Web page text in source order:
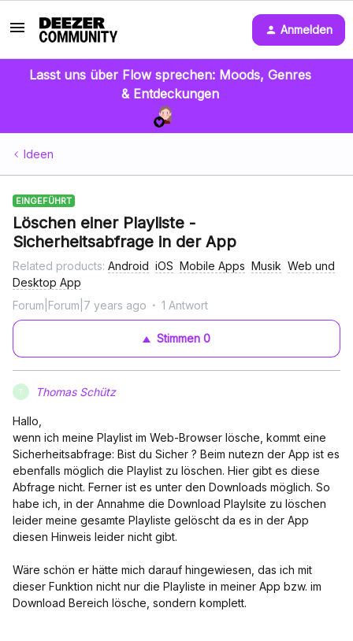
Anmelden
Lasst uns über Flow sprechen: Moods, Genres
& Entdeckungen
Ideen
EINGEFÜHRT
Löschen einer Playliste -
Sicherheitsabfrage in der App
Related products: Android iOS Mobile Apps Musik Web und
Desktop App
Forum|Forum|7 years ago
1 Antwort
Stimmen 0
T Thomas Schütz
Hallo,
wenn ich meine Playlist im Web-Browser lösche, kommt eine
Sicherheitsabfrage: Bist du Sicher ? Beim nutezn der App ist es
ebenfalls möglich die Playlist zu löschen. Hier gibt es diese
Abfrage nicht. Ferner ist es unter den Downloads möglich. So
habe ich, in der Annahme die Download Playlsite zu löschen
leider meine gesamte Playliste gelöscht da es in der App
diesen Hinweis leider nicht gibt.
Wäre schön er hätte mich darauf hingewiesen, das ich mit
dieser Funktion nicht nur die Playliste in meiner App bzw. im
Download Bereich lösche, sondern komplett.